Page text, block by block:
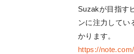
Suzakが目指す
ンに注力してい
かります。
https://